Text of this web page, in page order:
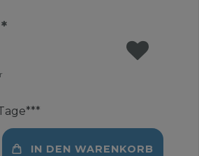
*
IN DEN WARENKORB